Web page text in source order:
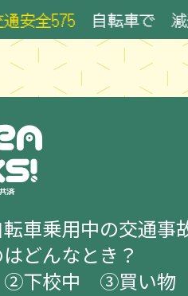
自転車で 減速する
車乗用中の交通事
どんなとき？
下校中 ③買い物